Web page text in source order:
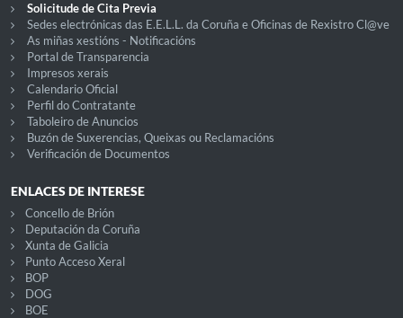
Solicitude de Cita Previa
Sedes electrónicas das E.E.L.L. da Coruña e Oficinas de Rexistro Cl@ve
As miñas xestións - Notificacións
Portal de Transparencia
Impresos xerais
Calendario Oficial
Perfil do Contratante
Taboleiro de Anuncios
Buzón de Suxerencias, Queixas ou Reclamacións
Verificación de Documentos
ENLACES DE INTERESE
Concello de Brión
Deputación da Coruña
Xunta de Galicia
Punto Acceso Xeral
BOP
DOG
BOE